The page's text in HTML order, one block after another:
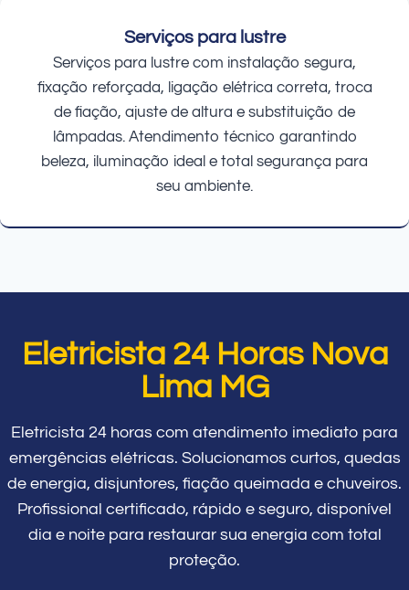
Serviços para lustre
Serviços para lustre com instalação segura,
fixação reforçada, ligação elétrica correta, troca
de fiação, ajuste de altura e substituição de
lâmpadas. Atendimento técnico garantindo
beleza, iluminação ideal e total segurança para
seu ambiente.
Eletricista 24 Horas Nova
Lima MG
Eletricista 24 horas com atendimento imediato para
emergências elétricas. Solucionamos curtos, quedas
de energia, disjuntores, fiação queimada e chuveiros.
Profissional certificado, rápido e seguro, disponível
dia e noite para restaurar sua energia com total
proteção.